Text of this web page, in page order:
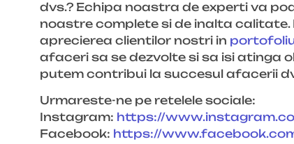
dvs.? Echipa noastra de experti va
noastre complete si de inalta
aprecierea clientilor nostri in
afaceri sa se dezvolte si sa isi atinga
putem contribui la succesul afacerii
Urmareste-ne pe retelele sociale:
Instagram: https://
Facebook: https://